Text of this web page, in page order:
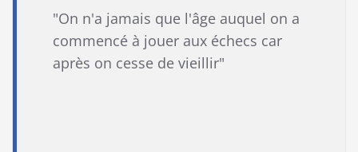
publications
"On n'a jamais que l'âge auquel on a
commencé à jouer aux échecs car
après on cesse de vieillir"